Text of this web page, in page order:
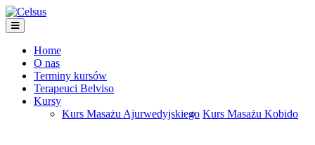
Home
O nas
Terminy kursów
Terapeuci Belviso
Kursy
Kurs Masażu Ajurwedyjskiego Kurs Masażu Kobido